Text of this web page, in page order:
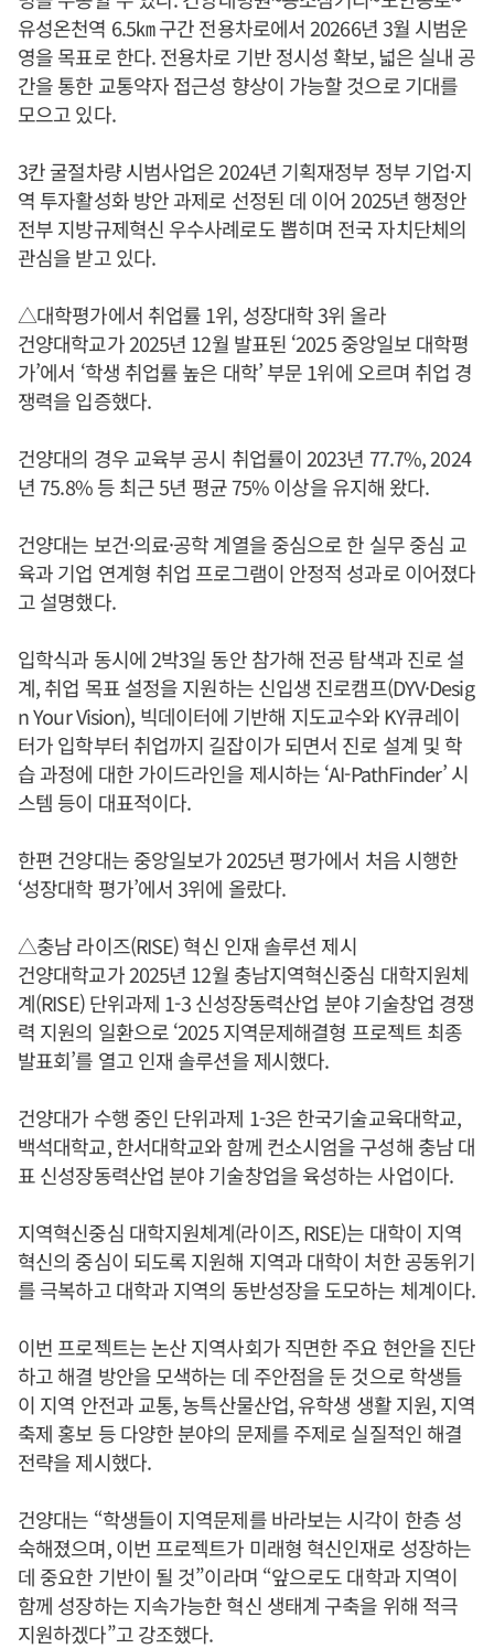
유성온천역 6.5㎞ 구간 전용차로에서 20266년 3월 시범운
영을 목표로 한다. 전용차로 기반 정시성 확보, 넓은 실내 공
간을 통한 교통약자 접근성 향상이 가능할 것으로 기대를
모으고 있다.
3칸 굴절차량 시범사업은 2024년 기획재정부 정부 기업·지
역 투자활성화 방안 과제로 선정된 데 이어 2025년 행정안
전부 지방규제혁신 우수사례로도 뽑히며 전국 자치단체의
관심을 받고 있다.
△대학평가에서 취업률 1위, 성장대학 3위 올라
건양대학교가 2025년 12월 발표된 ‘2025 중앙일보 대학평
가’에서 ‘학생 취업률 높은 대학’ 부문 1위에 오르며 취업 경
쟁력을 입증했다.
건양대의 경우 교육부 공시 취업률이 2023년 77.7%, 2024
년 75.8% 등 최근 5년 평균 75% 이상을 유지해 왔다.
건양대는 보건·의료·공학 계열을 중심으로 한 실무 중심 교
육과 기업 연계형 취업 프로그램이 안정적 성과로 이어졌다
고 설명했다.
입학식과 동시에 2박3일 동안 참가해 전공 탐색과 진로 설
계, 취업 목표 설정을 지원하는 신입생 진로캠프(DYV·Desig
n Your Vision), 빅데이터에 기반해 지도교수와 KY큐레이
터가 입학부터 취업까지 길잡이가 되면서 진로 설계 및 학
습 과정에 대한 가이드라인을 제시하는 ‘AI-PathFinder’ 시
스템 등이 대표적이다.
한편 건양대는 중앙일보가 2025년 평가에서 처음 시행한
‘성장대학 평가’에서 3위에 올랐다.
△충남 라이즈(RISE) 혁신 인재 솔루션 제시
건양대학교가 2025년 12월 충남지역혁신중심 대학지원체
계(RISE) 단위과제 1-3 신성장동력산업 분야 기술창업 경쟁
력 지원의 일환으로 ‘2025 지역문제해결형 프로젝트 최종
발표회’를 열고 인재 솔루션을 제시했다.
건양대가 수행 중인 단위과제 1-3은 한국기술교육대학교,
백석대학교, 한서대학교와 함께 컨소시엄을 구성해 충남 대
표 신성장동력산업 분야 기술창업을 육성하는 사업이다.​
지역혁신중심 대학지원체계(라이즈, RISE)는 대학이 지역
혁신의 중심이 되도록 지원해 지역과 대학이 처한 공동위기
를 극복하고 대학과 지역의 동반성장을 도모하는 체계이다.
이번 프로젝트는 논산 지역사회가 직면한 주요 현안을 진단
하고 해결 방안을 모색하는 데 주안점을 둔 것으로 학생들
이 지역 안전과 교통, 농특산물산업, 유학생 생활 지원, 지역
축제 홍보 등 다양한 분야의 문제를 주제로 실질적인 해결
전략을 제시했다.
건양대는 “학생들이 지역문제를 바라보는 시각이 한층 성
숙해졌으며, 이번 프로젝트가 미래형 혁신인재로 성장하는
데 중요한 기반이 될 것”이라며 “앞으로도 대학과 지역이
함께 성장하는 지속가능한 혁신 생태계 구축을 위해 적극
지원하겠다”고 강조했다.